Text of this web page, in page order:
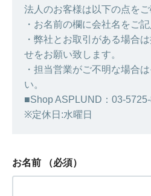
法人のお客様は以下の点をご
・お名前の欄に会社名をご記
・弊社とお取引がある場合
せをお願い致します。
・担当営業がご不明な場合
い。
■Shop ASPLUND：03-
※定休日:水曜日
お名前 （必須）